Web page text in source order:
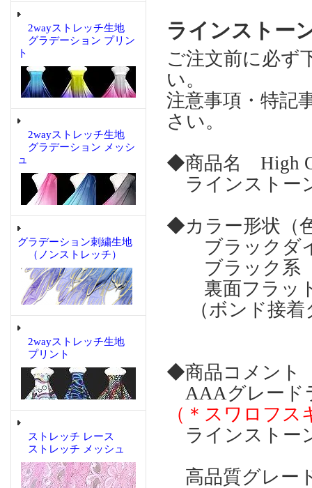
2wayストレッチ生地
グラデーション プリン
ト
2wayストレッチ生地
グラデーション メッシ
ュ
グラデーション刺繍生地
（ノンストレッチ）
2wayストレッチ生地
プリント
ストレッチ レース
ストレッチ メッシュ
ラインストー
ご注文前に必ず
い。
注意事項・特記
さい。
◆商品名 High
ラインストー
◆カラー形状（
ブラックダ
ブラック系
裏面フラット
（ボンド接着
◆商品コメント
AAAグレー
（＊スワロフ
ラインストー
高品質グレー